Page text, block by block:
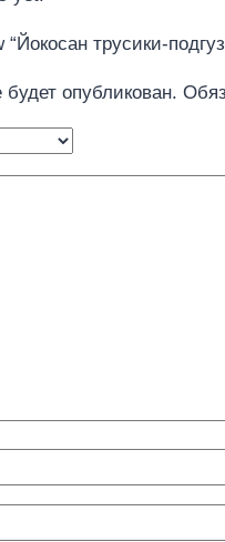
трусики-
опубликован.